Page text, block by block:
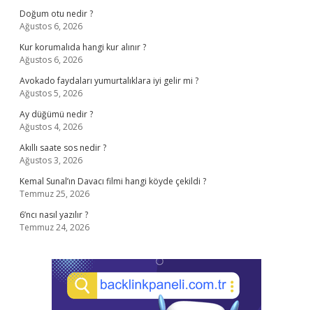
Doğum otu nedir ?
Ağustos 6, 2026
Kur korumalıda hangi kur alınır ?
Ağustos 6, 2026
Avokado faydaları yumurtalıklara iyi gelir mi ?
Ağustos 5, 2026
Ay düğümü nedir ?
Ağustos 4, 2026
Akıllı saate sos nedir ?
Ağustos 3, 2026
Kemal Sunal’ın Davacı filmi hangi köyde çekildi ?
Temmuz 25, 2026
6’ncı nasıl yazılır ?
Temmuz 24, 2026